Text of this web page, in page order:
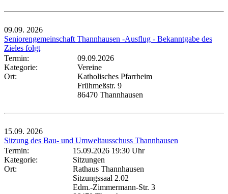
09.09. 2026
Seniorengemeinschaft Thannhausen -Ausflug - Bekanntgabe des
Zieles folgt
Termin:
09.09.2026
Kategorie:
Vereine
Ort:
Katholisches Pfarrheim
Frühmeßstr. 9
86470 Thannhausen
15.09. 2026
Sitzung des Bau- und Umweltausschuss Thannhausen
Termin:
15.09.2026 19:30 Uhr
Kategorie:
Sitzungen
Ort:
Rathaus Thannhausen
Sitzungssaal 2.02
Edm.-Zimmermann-Str. 3